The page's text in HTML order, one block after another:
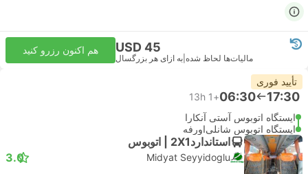
USD 45
مالیات‌ها لحاظ شده به ازای هر بزرگسال
هم اکنون رزرو کنید
تأیید فوری
17:30
06:30
+1
13h
ایستگاه اتوبوس آستی آنکارا
ایستگاه اتوبوس شانلی‌اورفه
استاندارد2X1 | اتوبوس
Midyat Seyyidoglu
3.0